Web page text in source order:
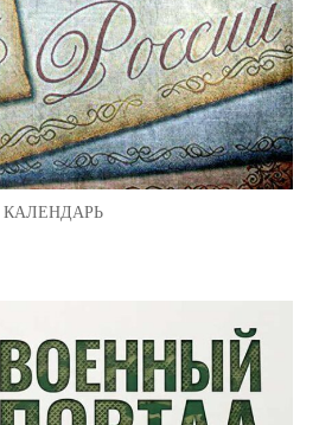
КАЛЕНДАРЬ